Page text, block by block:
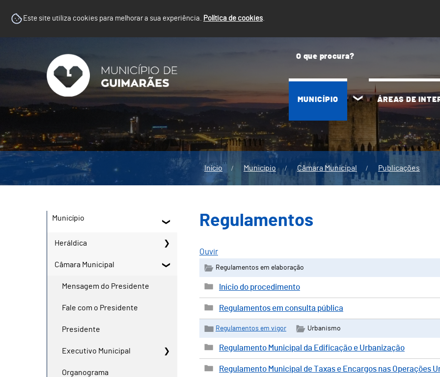
Este site utiliza cookies para melhorar a sua experiência. Política de cookies.
MUNICÍPIO ÁREAS DE
Início Município Câmara Municipal Publicações
Município
Heráldica
Câmara Municipal
Mensagem do Presidente
Fale com o Presidente
Presidente
Executivo Municipal
Organograma
Regulamentos
Ouvir
Regulamentos em elaboração
Início do procedimento
Regulamentos em consulta pública
Regulamentos em vigor Urbanismo
Regulamento Municipal da Edificação e Urbanização
Regulamento Municipal de Taxas e Encargos nas Operações